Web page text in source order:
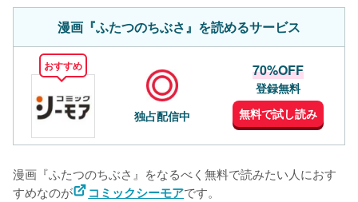
漫画『ふたつのちぶさ』を読めるサービス
おすすめ
独占配信中
70%OFF
登録無料
無料で試し読み
漫画『ふたつのちぶさ』をなるべく無料で読みたい人におす
すめなのが
コミックシーモアです。